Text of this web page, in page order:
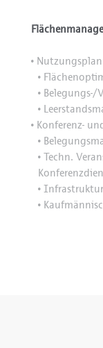
•
•
•Belegungs-/
•
•Konferenz-
•
•Techn.
•
•